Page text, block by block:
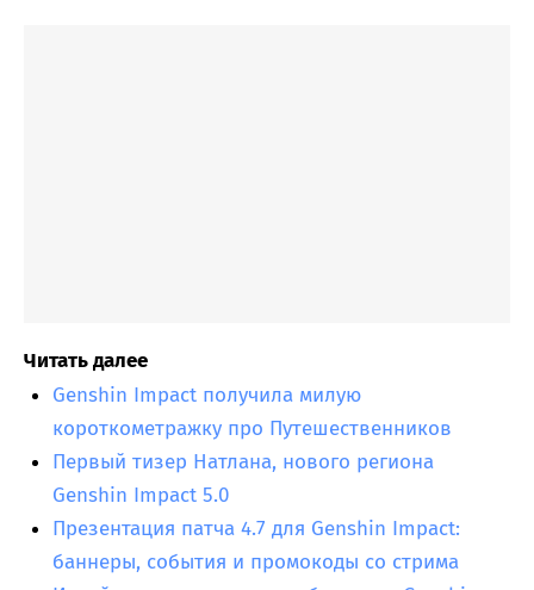
Читать далее
Genshin Impact получила милую
короткометражку про Путешественников
Первый тизер Натлана, нового региона
Genshin Impact 5.0
Презентация патча 4.7 для Genshin Impact:
баннеры, события и промокоды со стрима